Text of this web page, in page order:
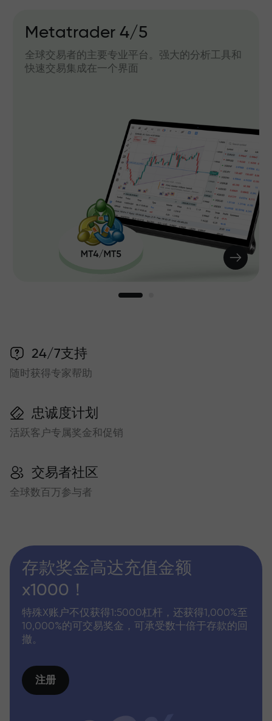
Metatrader 4/5
全球交易者的主要专业平台。强大的分析工具和
快速交易集成在一个界面
24/7支持
随时获得专家帮助
忠诚度计划
活跃客户专属奖金和促销
交易者社区
全球数百万参与者
存款奖金高达充值金额
x1000！
特殊X账户不仅获得1:5000杠杆，还获得1,000%至
10,000%的可交易奖金，可承受数十倍于存款的回
撤。
注册